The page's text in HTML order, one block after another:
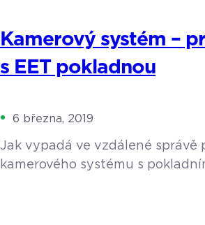
Kamerový systém –
s EET pokladnou
6 března, 2019
Jak vypadá ve vzdálené správě
kamerového systému s